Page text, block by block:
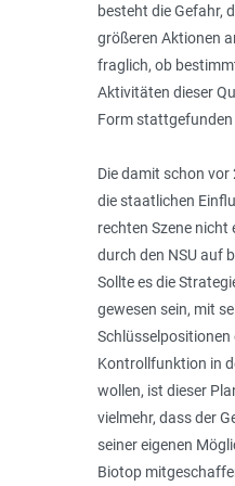
besteht die Gefahr,
größeren Aktionen
fraglich, ob
Aktivitäten dieser
Form
Die damit schon
die staatlichen
rechten Szene
durch den NSU auf
Sollte es die
gewesen sein, mit
Schlüsselpositionen
Kontrollfunktion in
wollen, ist dieser
vielmehr, dass der
seiner eigenen
Biotop